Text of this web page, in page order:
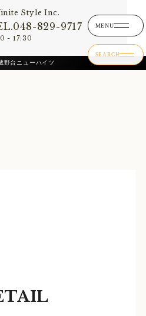
Style Inc.
829-9717
- 17:30
野台ニューハイツ